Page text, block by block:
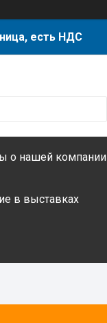
есть НДС
о нашей компании
в выставках